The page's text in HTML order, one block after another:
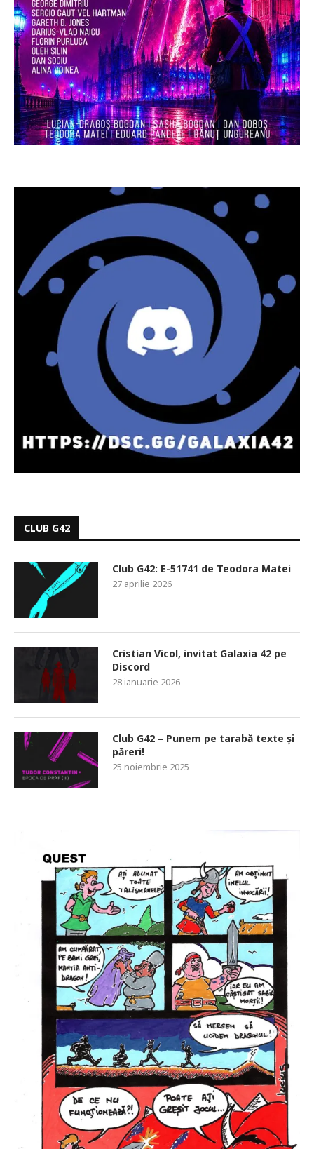
CLUB G42
Club G42: E-51741 de Teodora Matei
27 aprilie 2026
Cristian Vicol, invitat Galaxia 42 pe
Discord
28 ianuarie 2026
Club G42 – Punem pe tarabă texte și
păreri!
25 noiembrie 2025